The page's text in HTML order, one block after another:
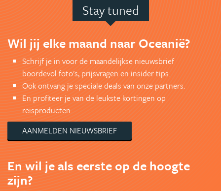
Stay tuned
Wil jij elke maand naar Oceanië?
Schrijf je in voor de maandelijkse nieuwsbrief
boordevol foto's, prijsvragen en insider tips.
Ook ontvang je speciale deals van onze partners.
En profiteer je van de leukste kortingen op
reisproducten.
AANMELDEN NIEUWSBRIEF
En wil je als eerste op de hoogte
zijn?